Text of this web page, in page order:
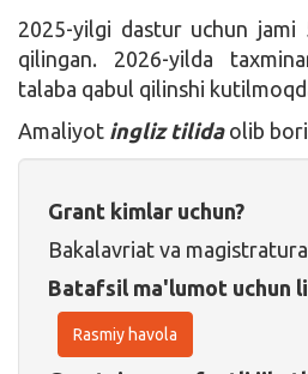
2025-yilgi dastur uchun
qilingan. 2026-yilda
talaba qabul qilinshi
Amaliyot ingliz tilidaolib
Grant kimlar uchun?
Bakalavriat va
Batafsil ma'lumot uchun
Rasmiy havola